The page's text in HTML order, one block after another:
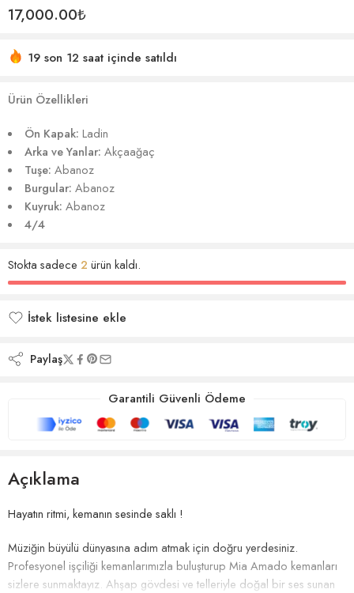
17,000.00₺
19 son 12 saat içinde satıldı
Ürün Özellikleri
Ön Kapak: Ladin
Arka ve Yanlar: Akçaağaç
Tuşe: Abanoz
Burgular: Abanoz
Kuyruk: Abanoz
4/4
Stokta sadece 2 ürün kaldı.
İstek listesine ekle
Paylaş
Garantili Güvenli Ödeme
Açıklama
Hayatın ritmi, kemanın sesinde saklı !
Müziğin büyülü dünyasına adım atmak için doğru yerdesiniz.
Profesyonel işçiliği kemanlarımızla buluşturup Mia Amado kemanları
sizlere sunmaktayız. Ahşap gövdesi ve telleriyle doğal bir ses sunan